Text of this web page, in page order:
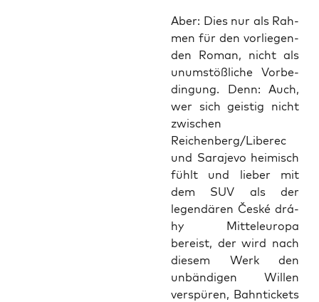
Aber: Dies nur als Rah­
men für den vor­lie­gen­
den Roman, nicht als
unum­stöß­li­che Vor­be­
din­gung. Denn: Auch,
wer sich geis­tig nicht
zwi­schen
Reichenberg/Liberec
und Sara­je­vo hei­misch
fühlt und lie­ber mit
dem SUV als der
legen­dä­ren Čes­ké drá­
hy Mit­tel­eu­ro­pa
bereist, der wird nach
die­sem Werk den
unbän­di­gen Wil­len
ver­spü­ren, Bahn­ti­ckets